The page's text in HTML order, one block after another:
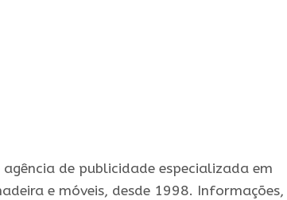
de publicidade especializada em
e móveis, desde 1998. Informações,